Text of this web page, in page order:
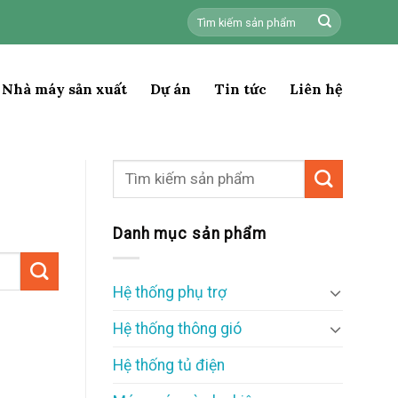
Tìm
kiếm:
Nhà máy sản xuất Dự án Tin tức Liên hệ
Danh mục sản phẩm
Hệ thống phụ trợ
Hệ thống thông gió
Hệ thống tủ điện